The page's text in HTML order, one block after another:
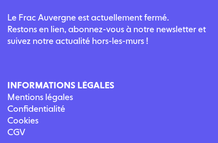
Le Frac Auvergne est actuellement fermé.
Restons en lien, abonnez-vous à notre newsletter et
suivez notre actualité hors-les-murs !
INFORMATIONS LÉGALES
Mentions légales
Confidentialité
Cookies
CGV